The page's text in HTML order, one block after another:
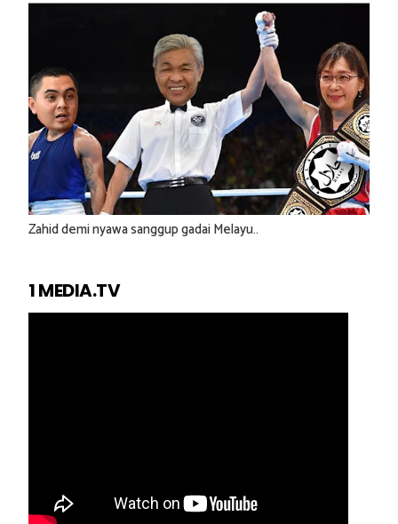
Zahid demi nyawa sanggup gadai Melayu..
1 MEDIA.TV